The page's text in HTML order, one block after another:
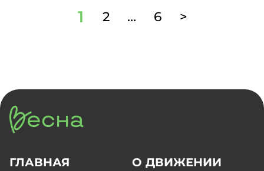
1 2 … 6 >
ГЛАВНАЯ О ДВИЖЕНИИ